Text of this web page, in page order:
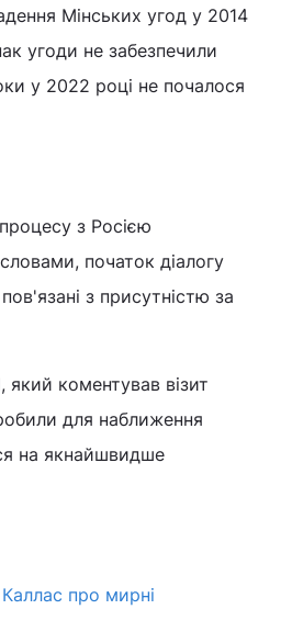
Мінських угод у 2014
угоди не забезпечили
у 2022 році не почалося
з Росією
початок діалогу
з присутністю за
коментував візит
для наближення
на якнайшвидше
про мирні